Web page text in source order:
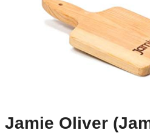
Jamie Oliver